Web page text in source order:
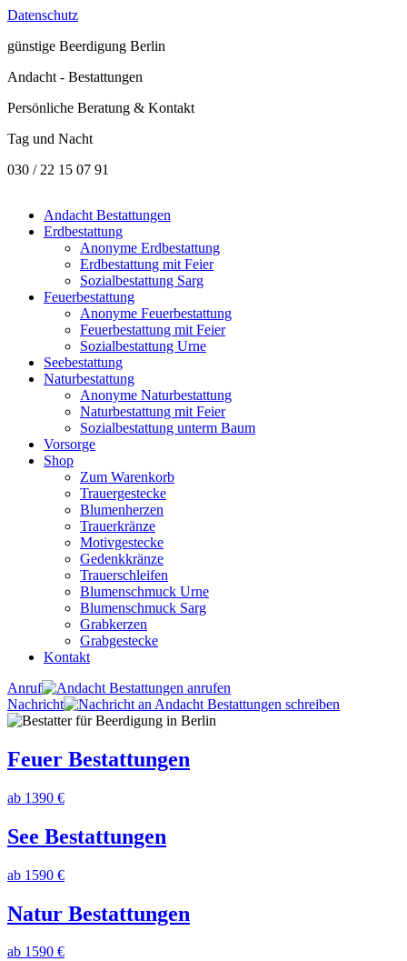
Datenschutz
günstige Beerdigung Berlin
Andacht - Bestattungen
Persönliche Beratung & Kontakt
Tag und Nacht
030 / 22 15 07 91
Andacht Bestattungen
Erdbestattung
Anonyme Erdbestattung
Erdbestattung mit Feier
Sozialbestattung Sarg
Feuerbestattung
Anonyme Feuerbestattung
Feuerbestattung mit Feier
Sozialbestattung Urne
Seebestattung
Naturbestattung
Anonyme Naturbestattung
Naturbestattung mit Feier
Sozialbestattung unterm Baum
Vorsorge
Shop
Zum Warenkorb
Trauergestecke
Blumenherzen
Trauerkränze
Motivgestecke
Gedenkkränze
Trauerschleifen
Blumenschmuck Urne
Blumenschmuck Sarg
Grabkerzen
Grabgestecke
Kontakt
Anruf
Nachricht
Feuer Bestattungen
ab 1390 €
See Bestattungen
ab 1590 €
Natur Bestattungen
ab 1590 €